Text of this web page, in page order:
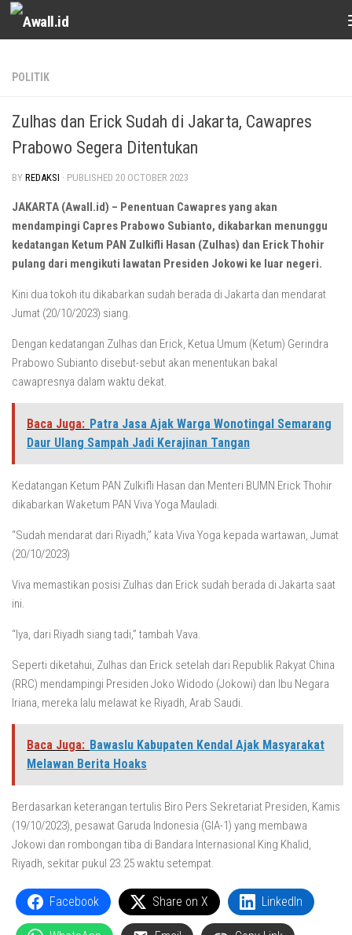
Skip to content
POLITIK
Zulhas dan Erick Sudah di Jakarta, Cawapres
Prabowo Segera Ditentukan
BY REDAKSI · PUBLISHED 20 OCTOBER 2023
JAKARTA (Awall.id) – Penentuan Cawapres yang akan
mendampingi Capres Prabowo Subianto, dikabarkan menunggu
kedatangan Ketum PAN Zulkifli Hasan (Zulhas) dan Erick Thohir
pulang dari mengikuti lawatan Presiden Jokowi ke luar negeri.
Kini dua tokoh itu dikabarkan sudah berada di Jakarta dan mendarat
Jumat (20/10/2023) siang.
Dengan kedatangan Zulhas dan Erick, Ketua Umum (Ketum) Gerindra
Prabowo Subianto disebut-sebut akan menentukan bakal
cawapresnya dalam waktu dekat.
Baca Juga: Patra Jasa Ajak Warga Wonotingal Semarang
Daur Ulang Sampah Jadi Kerajinan Tangan
Kedatangan Ketum PAN Zulkifli Hasan dan Menteri BUMN Erick Thohir
dikabarkan Waketum PAN Viva Yoga Mauladi.
“Sudah mendarat dari Riyadh,” kata Viva Yoga kepada wartawan, Jumat
(20/10/2023)
Viva memastikan posisi Zulhas dan Erick sudah berada di Jakarta saat
ini.
“Iya, dari Riyadh siang tadi,” tambah Vava.
Seperti diketahui, Zulhas dan Erick setelah dari Republik Rakyat China
(RRC) mendampingi Presiden Joko Widodo (Jokowi) dan Ibu Negara
Iriana, mereka lalu melawat ke Riyadh, Arab Saudi.
Baca Juga: Bawaslu Kabupaten Kendal Ajak Masyarakat
Melawan Berita Hoaks
Berdasarkan keterangan tertulis Biro Pers Sekretariat Presiden, Kamis
(19/10/2023), pesawat Garuda Indonesia (GIA-1) yang membawa
Jokowi dan rombongan tiba di Bandara Internasional King Khalid,
Riyadh, sekitar pukul 23.25 waktu setempat.
Facebook Share on X LinkedIn